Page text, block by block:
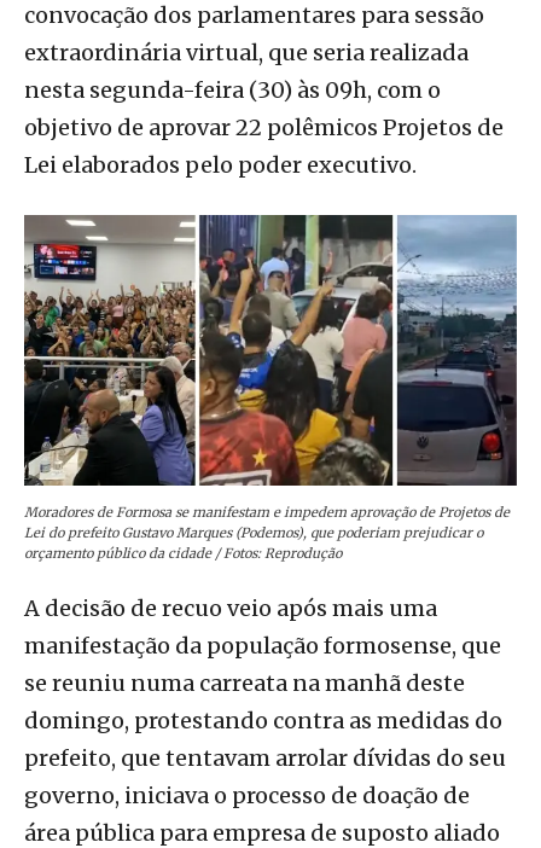
convocação dos parlamentares para sessão
extraordinária virtual, que seria realizada
nesta segunda-feira (30) às 09h, com o
objetivo de aprovar 22 polêmicos Projetos de
Lei elaborados pelo poder executivo.
Moradores de Formosa se manifestam e impedem aprovação de Projetos de
Lei do prefeito Gustavo Marques (Podemos), que poderiam prejudicar o
orçamento público da cidade / Fotos: Reprodução
A decisão de recuo veio após mais uma
manifestação da população formosense, que
se reuniu numa carreata na manhã deste
domingo, protestando contra as medidas do
prefeito, que tentavam arrolar dívidas do seu
governo, iniciava o processo de doação de
área pública para empresa de suposto aliado